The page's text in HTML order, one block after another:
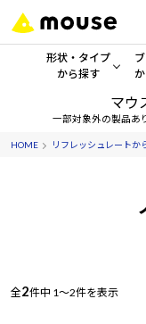
形状・タイプ
から探す
形状・タイプか
デスクトップPC
マウ
一部対象外の製品あ
HOME リフレッシュレートか
全2件中 1～2件を表示